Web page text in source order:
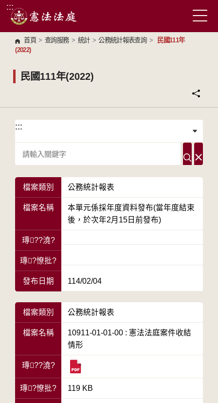
跳到主要內容區塊
:::
首頁 > 查詢服務 > 統計 > 公務統計報表查詢 >
民國111年
(2022)
民國111年(2022)
:::
:::
檔案類別 公務統計報表
檔案名稱
本單元係採年度資料發布(當年度結束
後，於次年2月15日前發布)
瑼??澆?
瑼?憭批?
發布日期 114/02/04
檔案類別 公務統計報表
檔案名稱
10911-01-01-00 : 憲法法庭案件收結
情形
瑼??澆?
瑼?憭批? 119 KB